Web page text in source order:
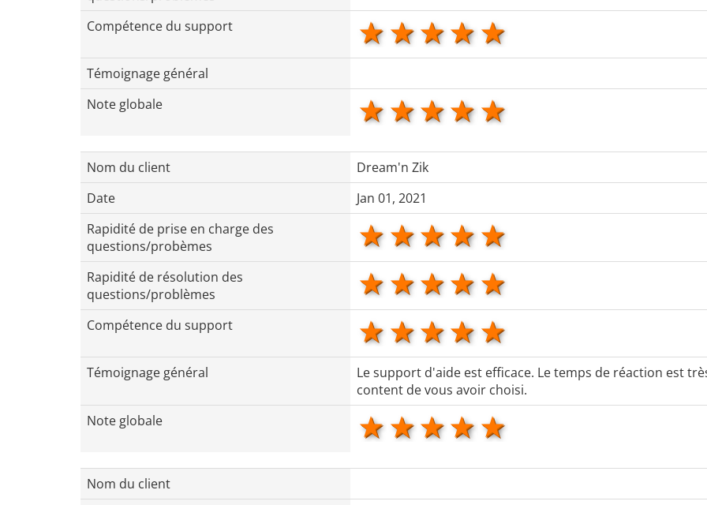
Compétence du support 4 stars
3 stars
2 stars
1 star
Témoignage général
Note globale
4 stars
3 stars
2 stars
1 star
Nom du client
Dream'n Zik
Date
Jan 01, 2021
Rapidité de prise en charge des
questions/probèmes
4 stars
3 stars
2 stars
1 star
Rapidité de résolution des
questions/problèmes
4 stars
3 stars
2 stars
1 star
Compétence du support 4 stars
3 stars
2 stars
1 star
Témoignage général
Le support d'aide est efficace. Le temps de réaction est
content de vous avoir choisi.
Note globale
4 stars
3 stars
2 stars
1 star
Nom du client